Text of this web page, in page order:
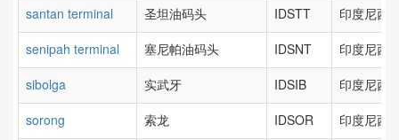
santan terminal
圣坦油码头 IDSTT
印度尼西
senipah terminal
塞尼帕油码头 IDSNT
印度尼西
sibolga
实武牙 IDSIB
印度尼西
sorong
索龙 IDSOR
印度尼西